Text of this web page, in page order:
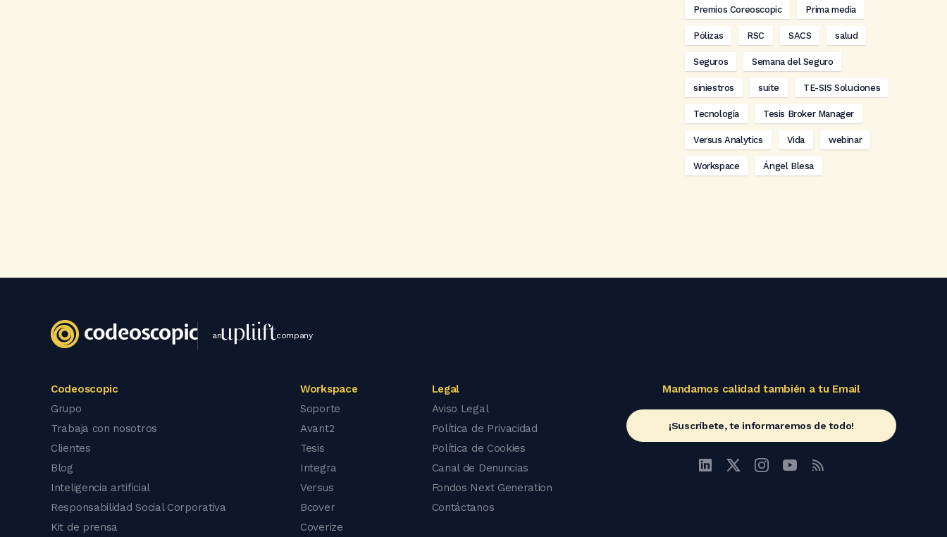
Premios Coreoscopic Prima media
Pólizas RSC SACS salud
Seguros Semana del Seguro
siniestros suite TE-SIS Soluciones
Tecnología Tesis Broker Manager
Versus Analytics Vida webinar
Workspace Ángel Blesa
an company
Codeoscopic
Grupo
Trabaja con nosotros
Clientes
Blog
Inteligencia artificial
Responsabilidad Social Corporativa
Kit de prensa
Workspace
Soporte
Avant2
Tesis
Integra
Versus
Bcover
Coverize
Legal
Aviso Legal
Política de Privacidad
Política de Cookies
Canal de Denuncias
Fondos Next Generation
Contáctanos
Mandamos calidad también a tu Email
¡Suscríbete, te informaremos de todo!